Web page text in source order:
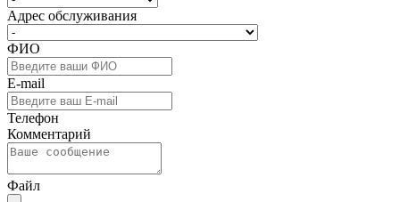
Адрес обслуживания
ФИО
E-mail
Телефон
Комментарий
Файл